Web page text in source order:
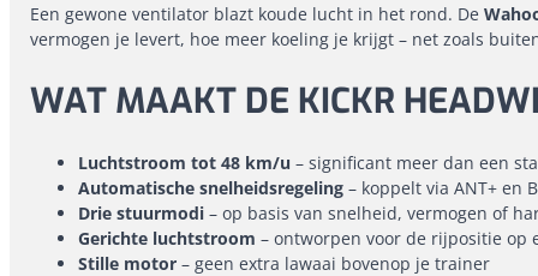
Een gewone ventilator blazt koude lucht in het rond. De
vermogen je levert, hoe meer koeling je krijgt – net zoals
WAT MAAKT DE KICKR
Luchtstroom tot 48 km/u – significant meer dan een
Automatische snelheidsregeling – koppelt via ANT+ en
Drie stuurmodi – op basis van snelheid, vermogen of
Gerichte luchtstroom – ontworpen voor de rijpositie op
Stille motor – geen extra lawaai bovenop je trainer